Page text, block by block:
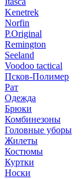
Kenetrek
Norfin
P.Original
Remington
Seeland
Voodoo tactical
Псков-Полимер
Рат
Одежда
Брюки
Комбинезоны
Головные уборы
Жилеты
Костюмы
Куртки
Носки